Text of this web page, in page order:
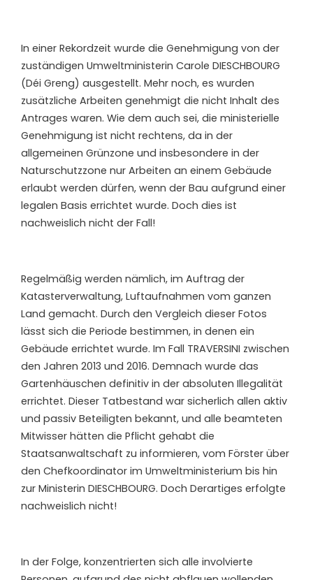
In einer Rekordzeit wurde die Genehmigung von der
zuständigen Umweltministerin Carole DIESCHBOURG
(Déi Greng) ausgestellt. Mehr noch, es wurden
zusätzliche Arbeiten genehmigt die nicht Inhalt des
Antrages waren. Wie dem auch sei, die ministerielle
Genehmigung ist nicht rechtens, da in der
allgemeinen Grünzone und insbesondere in der
Naturschutzzone nur Arbeiten an einem Gebäude
erlaubt werden dürfen, wenn der Bau aufgrund einer
legalen Basis errichtet wurde. Doch dies ist
nachweislich nicht der Fall!
Regelmäßig werden nämlich, im Auftrag der
Katasterverwaltung, Luftaufnahmen vom ganzen
Land gemacht. Durch den Vergleich dieser Fotos
lässt sich die Periode bestimmen, in denen ein
Gebäude errichtet wurde. Im Fall TRAVERSINI zwischen
den Jahren 2013 und 2016. Demnach wurde das
Gartenhäuschen definitiv in der absoluten Illegalität
errichtet. Dieser Tatbestand war sicherlich allen aktiv
und passiv Beteiligten bekannt, und alle beamteten
Mitwisser hätten die Pflicht gehabt die
Staatsanwaltschaft zu informieren, vom Förster über
den Chefkoordinator im Umweltministerium bis hin
zur Ministerin DIESCHBOURG. Doch Derartiges erfolgte
nachweislich nicht!
In der Folge, konzentrierten sich alle involvierte